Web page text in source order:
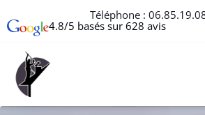
Téléphone :
4.8/5 basés sur 628 avis